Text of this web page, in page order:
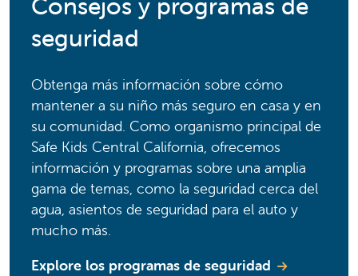
Consejos y programas de
seguridad
Obtenga más información sobre cómo
mantener a su niño más seguro en casa y en
su comunidad. Como organismo principal de
Safe Kids Central California, ofrecemos
información y programas sobre una amplia
gama de temas, como la seguridad cerca del
agua, asientos de seguridad para el auto y
mucho más.
Explore los programas de seguridad